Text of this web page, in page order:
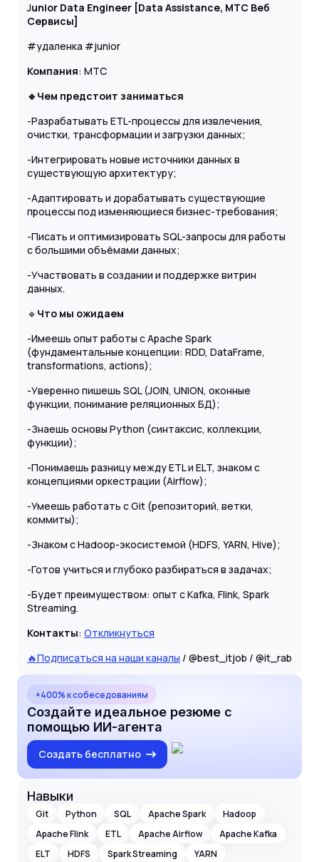
Junior Data Engineer [Data Assistance, МТС Веб
Сервисы]
#удаленка #junior
Компания: МТС
🔹Чем предстоит заниматься
-Разрабатывать ETL-процессы для извлечения,
очистки, трансформации и загрузки данных;
-Интегрировать новые источники данных в
существующую архитектуру;
-Адаптировать и дорабатывать существующие
процессы под изменяющиеся бизнес-требования;
-Писать и оптимизировать SQL-запросы для работы
с большими объёмами данных;
-Участвовать в создании и поддержке витрин
данных.
🔹 Что мы ожидаем
-Имеешь опыт работы с Apache Spark
(фундаментальные концепции: RDD, DataFrame,
transformations, actions);
-Уверенно пишешь SQL (JOIN, UNION, оконные
функции, понимание реляционных БД);
-Знаешь основы Python (синтаксис, коллекции,
функции);
-Понимаешь разницу между ETL и ELT, знаком с
концепциями оркестрации (Airflow);
-Умеешь работать с Git (репозиторий, ветки,
коммиты);
-Знаком с Hadoop-экосистемой (HDFS, YARN, Hive);
-Готов учиться и глубоко разбираться в задачах;
-Будет преимуществом: опыт с Kafka, Flink, Spark
Streaming.
Контакты: Откликнуться
🔥Подписаться на наши каналы / @best_itjob / @it_rab
+400% к собеседованиям
Создайте идеальное резюме с
помощью ИИ-агента
Создать бесплатно
Навыки
Git Python SQL Apache Spark
Hadoop
Apache Flink
ETL Apache Airflow
Apache Kafka
ELT
HDFS Spark Streaming
YARN